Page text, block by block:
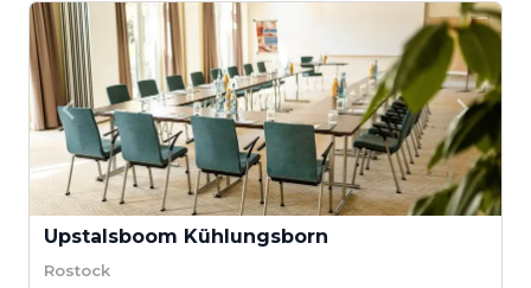
Upstalsboom Kühlungsborn
Rostock